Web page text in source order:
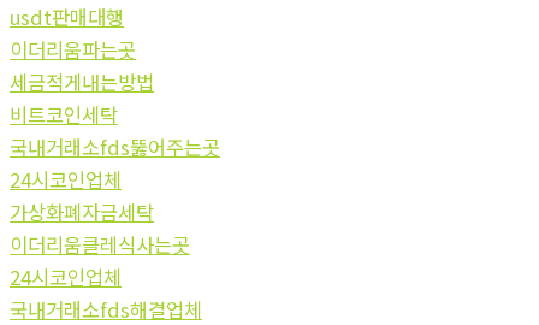
usdt판매대행
이더리움파는곳
세금적게내는방법
비트코인세탁
국내거래소fds뚫어주는곳
24시코인업체
가상화폐자금세탁
이더리움클레식사는곳
24시코인업체
국내거래소fds해결업체